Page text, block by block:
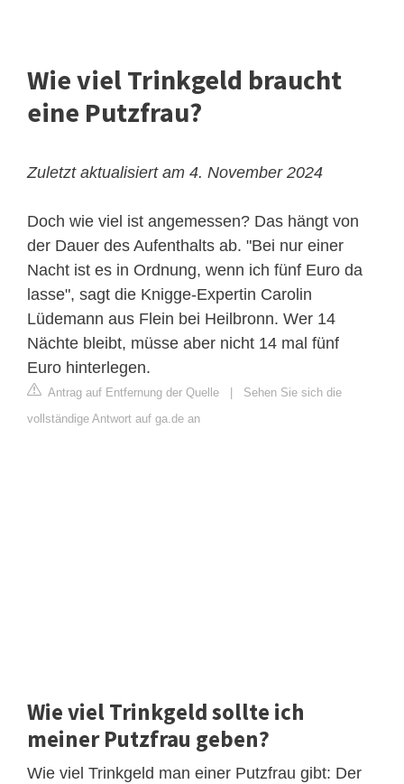
Wie viel Trinkgeld braucht
eine Putzfrau?
Zuletzt aktualisiert am 4. November 2024
Doch wie viel ist angemessen? Das hängt von
der Dauer des Aufenthalts ab. "Bei nur einer
Nacht ist es in Ordnung, wenn ich fünf Euro da
lasse", sagt die Knigge-Expertin Carolin
Lüdemann aus Flein bei Heilbronn. Wer 14
Nächte bleibt, müsse aber nicht 14 mal fünf
Euro hinterlegen.
Antrag auf Entfernung der Quelle
Sehen Sie sich die
vollständige Antwort auf ga.de an
Wie viel Trinkgeld sollte ich
meiner Putzfrau geben?
Wie viel Trinkgeld man einer Putzfrau gibt: Der